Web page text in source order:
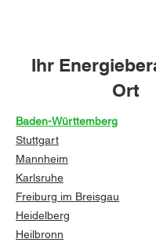
Ihr
Ort
Baden-Württemberg
Stuttgart
Mannheim
Karlsruhe
Freiburg im Breisgau
Heidelberg
Heilbronn